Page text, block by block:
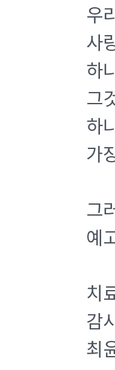
우
사
하
그
하
가
그
예
치
감
최